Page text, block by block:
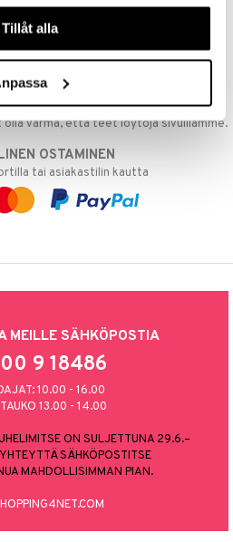
av vår webbplats.
Tillåt alla
TOIMITUKSET
päivänä
HINNAT
varastoomme voimme pitää hinnat
olla varma, että teet löytöjä sivuillamme.
OSTAMINEN
tai asiakastilin kautta
MEILLE SÄHKÖPOSTIA
9 18486
10.00 - 16.00
13.00 - 14.00
ON SULJETTUNA 29.6.–
SÄHKÖPOSTITSE
MAHDOLLISIMMAN PIAN.